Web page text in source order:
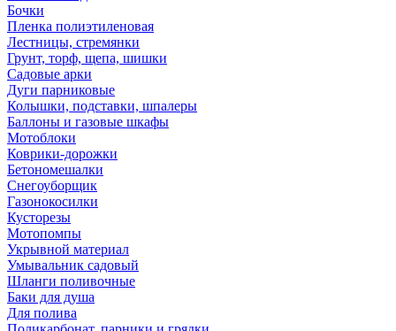
Бочки
Пленка полиэтиленовая
Лестницы, стремянки
Грунт, торф, щепа, шишки
Садовые арки
Дуги парниковые
Колышки, подставки, шпалеры
Баллоны и газовые шкафы
Мотоблоки
Коврики-дорожки
Бетономешалки
Снегоуборщик
Газонокосилки
Кусторезы
Мотопомпы
Укрывной материал
Умывальник садовый
Шланги поливочные
Баки для душа
Для полива